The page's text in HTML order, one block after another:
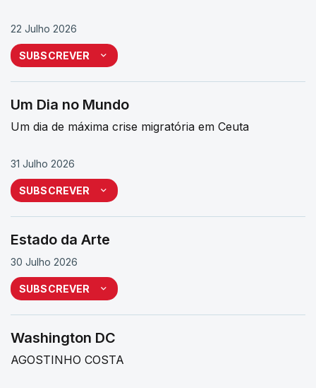
22 Julho 2026
SUBSCREVER
Um Dia no Mundo
Um dia de máxima crise migratória em Ceuta
31 Julho 2026
SUBSCREVER
Estado da Arte
30 Julho 2026
SUBSCREVER
Washington DC
AGOSTINHO COSTA